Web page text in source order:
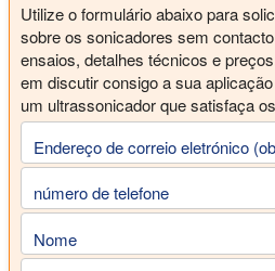
Utilize o formulário abaixo para
sobre os sonicadores sem
ensaios, detalhes técnicos e
em discutir consigo a sua
um ultrassonicador que satisfaça
Endereço de correio eletrónico
número de telefone
Nome